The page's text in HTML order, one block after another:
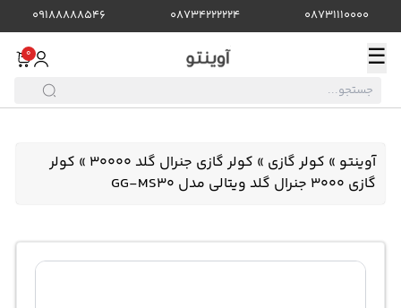
08731110000
08734222224
09188888546
☰
0
آوینتو » کولر گازی » کولر گازی جنرال گلد 30000 » کولر
گازی 3000 جنرال گلد ویتالی مدل GG-MS30